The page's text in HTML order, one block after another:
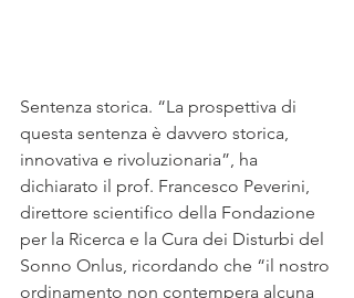
Sentenza storica. “La prospettiva di
questa sentenza è davvero storica,
innovativa e rivoluzionaria”, ha
dichiarato il prof. Francesco Peverini,
direttore scientifico della Fondazione
per la Ricerca e la Cura dei Disturbi del
Sonno Onlus, ricordando che “il nostro
ordinamento non contempera alcuna